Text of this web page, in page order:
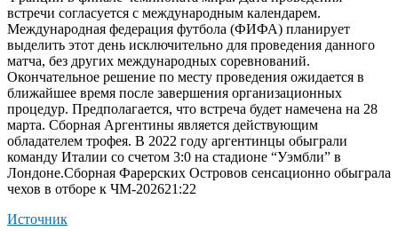
встречи согласуется с международным календарем.
Международная федерация футбола (ФИФА) планирует
выделить этот день исключительно для проведения данного
матча, без других международных соревнований.
Окончательное решение по месту проведения ожидается в
ближайшее время после завершения организационных
процедур. Предполагается, что встреча будет намечена на 28
марта. Сборная Аргентины является действующим
обладателем трофея. В 2022 году аргентинцы обыграли
команду Италии со счетом 3:0 на стадионе “Уэмбли” в
Лондоне.Сборная Фарерских Островов сенсационно обыграла
чехов в отборе к ЧМ-202621:22
Источник